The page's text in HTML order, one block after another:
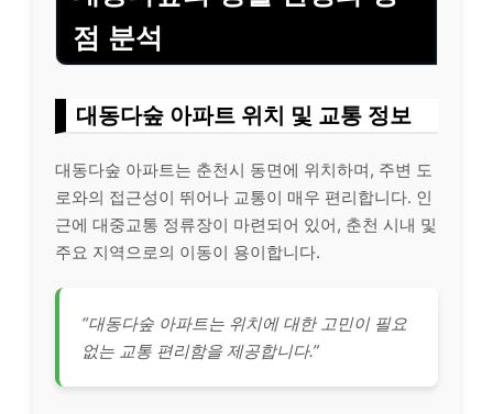
점 분석
대동다숲 아파트 위치 및 교통 정보
대동다숲 아파트는 춘천시 동면에 위치하며, 주변 도
로와의 접근성이 뛰어나 교통이 매우 편리합니다. 인
근에 대중교통 정류장이 마련되어 있어, 춘천 시내 및
주요 지역으로의 이동이 용이합니다.
“대동다숲 아파트는 위치에 대한 고민이 필요
없는 교통 편리함을 제공합니다.”